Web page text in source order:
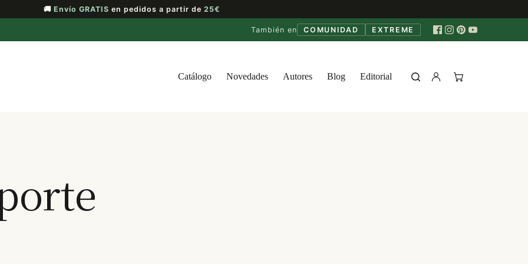
🚚Envío GRATIS en pedidos a partir de 25€
También en COMUNIDAD EXTREME
Catálogo
Novedades Autores Blog Editorial